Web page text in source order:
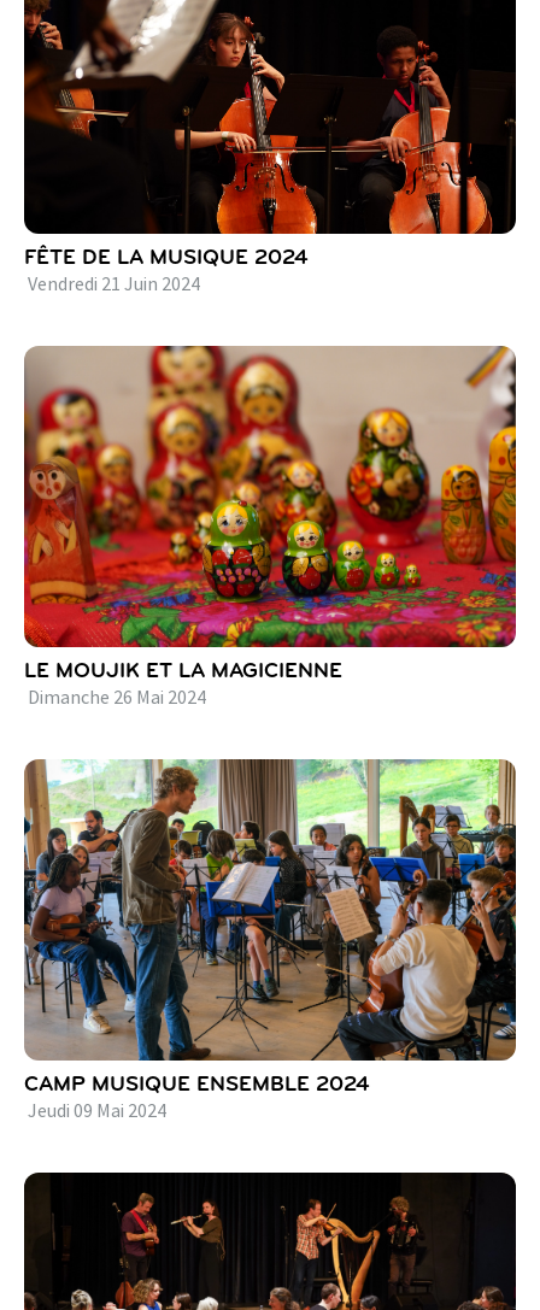
FÊTE DE LA MUSIQUE 2024
Vendredi 21 Juin 2024
LE MOUJIK ET LA MAGICIENNE
Dimanche 26 Mai 2024
CAMP MUSIQUE ENSEMBLE 2024
Jeudi 09 Mai 2024